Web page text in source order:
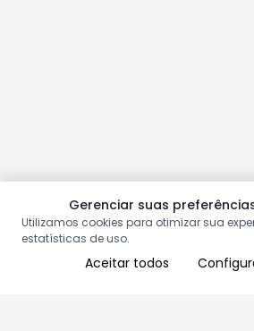
Gerenciar suas
Utilizamos cookies para otimizar sua
estatísticas de uso.
Aceitar todos